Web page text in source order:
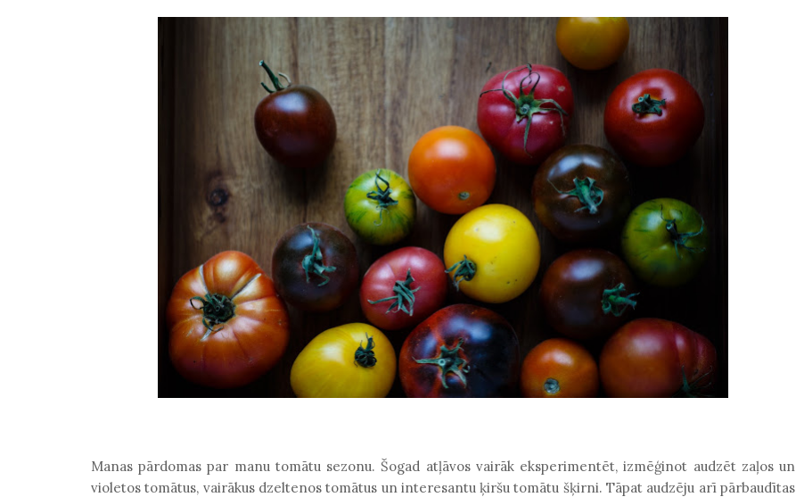
Manas pārdomas par manu tomātu sezonu. Šogad atļāvos vairāk eksperimentēt, izmēģinot audzēt zaļos un
violetos tomātus, vairākus dzeltenos tomātus un interesantu ķiršu tomātu šķirni. Tāpat audzēju arī pārbaudītas